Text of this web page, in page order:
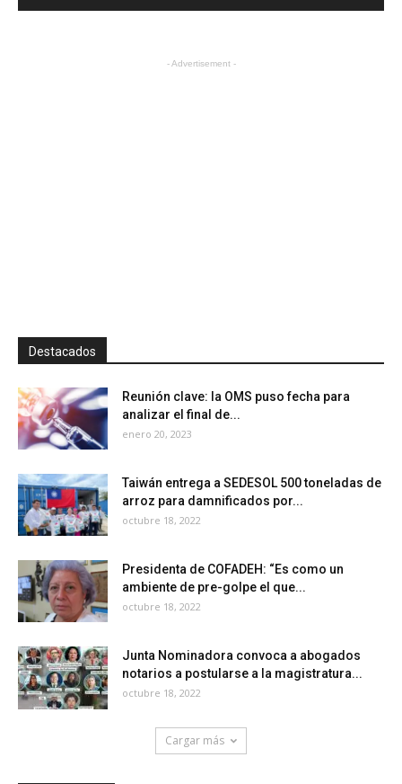
- Advertisement -
Destacados
Reunión clave: la OMS puso fecha para
analizar el final de...
enero 20, 2023
Taiwán entrega a SEDESOL 500 toneladas de
arroz para damnificados por...
octubre 18, 2022
Presidenta de COFADEH: “Es como un
ambiente de pre-golpe el que...
octubre 18, 2022
Junta Nominadora convoca a abogados
notarios a postularse a la magistratura...
octubre 18, 2022
Cargar más